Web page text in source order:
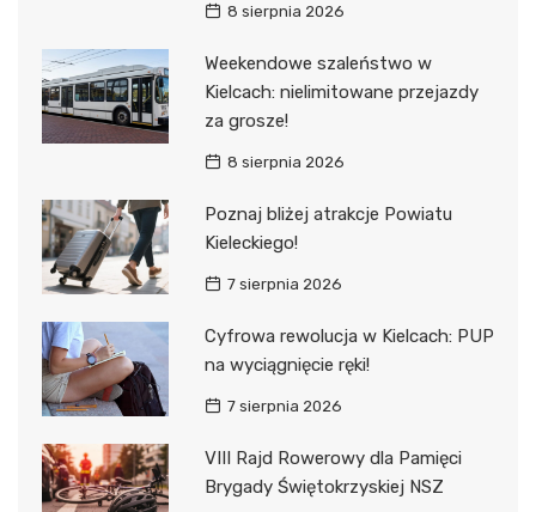
8 sierpnia 2026
Weekendowe szaleństwo w
Kielcach: nielimitowane przejazdy
za grosze!
8 sierpnia 2026
Poznaj bliżej atrakcje Powiatu
Kieleckiego!
7 sierpnia 2026
Cyfrowa rewolucja w Kielcach: PUP
na wyciągnięcie ręki!
7 sierpnia 2026
VIII Rajd Rowerowy dla Pamięci
Brygady Świętokrzyskiej NSZ